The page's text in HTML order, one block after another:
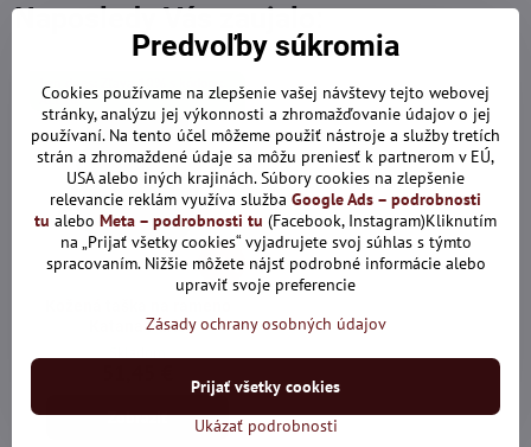
Naposledy Vás zaujalo:
16%
Len dnes: Zľava 10% s kódom:
ALL10
Katana Paris
Zobraziť
Predvoľby súkromia
Cookies používame na zlepšenie vašej návštevy tejto webovej
stránky, analýzu jej výkonnosti a zhromažďovanie údajov o jej
používaní. Na tento účel môžeme použiť nástroje a služby tretích
strán a zhromaždené údaje sa môžu preniesť k partnerom v EÚ,
USA alebo iných krajinách. Súbory cookies na zlepšenie
relevancie reklám využíva služba Google Ads – podrobnosti
tu alebo Meta – podrobnosti tu (Facebook, Instagram)Kliknutím
na „Prijať všetky cookies“ vyjadrujete svoj súhlas s týmto
spracovaním. Nižšie môžete nájsť podrobné informácie alebo
upraviť svoje preferencie
Zásady ochrany osobných údajov
Ukázať podrobnosti
Prijať všetky cookies